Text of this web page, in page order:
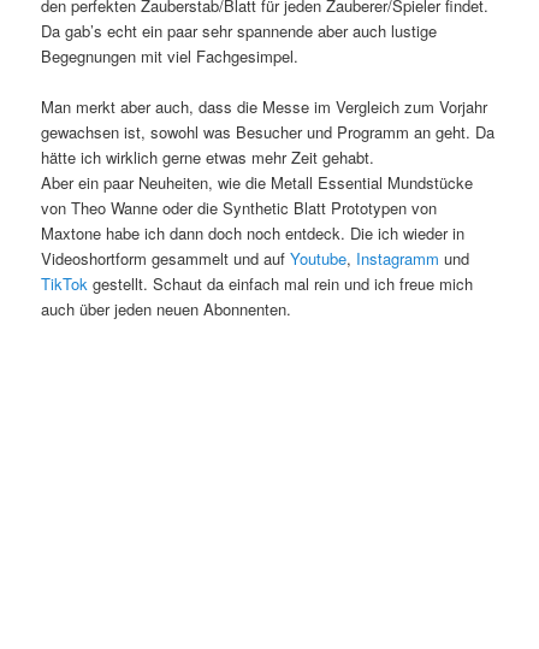
den perfekten Zauberstab/Blatt für jeden Zauberer/Spieler findet.
Da gab’s echt ein paar sehr spannende aber auch lustige
Begegnungen mit viel Fachgesimpel.
Man merkt aber auch, dass die Messe im Vergleich zum Vorjahr
gewachsen ist, sowohl was Besucher und Programm an geht. Da
hätte ich wirklich gerne etwas mehr Zeit gehabt.
Aber ein paar Neuheiten, wie die Metall Essential Mundstücke
von Theo Wanne oder die Synthetic Blatt Prototypen von
Maxtone habe ich dann doch noch entdeck. Die ich wieder in
Videoshortform gesammelt und aufYoutube, Instagramm und
TikTokgestellt. Schaut da einfach mal rein und ich freue mich
auch über jeden neuen Abonnenten.